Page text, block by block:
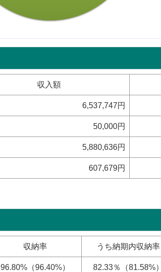
収入額
6,537,747円
50,000円
5,880,636円
607,679円
収納率 うち納期内収納率
96.80%（96.40%） 82.33％（81.58%